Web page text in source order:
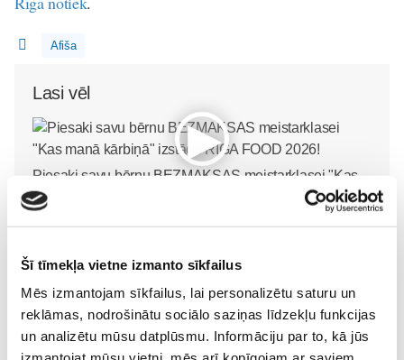
Šī tīmekļa vietne izmanto sīkfailus
Mēs izmantojam sīkfailus, lai personalizētu saturu un
reklāmas, nodrošinātu sociālo saziņas līdzekļu funkcijas
un analizētu mūsu datplūsmu. Informāciju par to, kā jūs
Afiša
Lasi vēl
Piesaki savu bērnu BEZMAKSAS meistarklasei "Kas
manā kārbiņā" izstādē RIGA FOOD 2026!
Pirmsskola
Mazie pavāri mācīsies
ALFA MISIJA - vasaras